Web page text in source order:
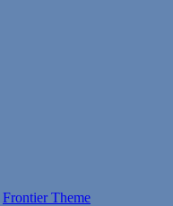
Frontier Theme